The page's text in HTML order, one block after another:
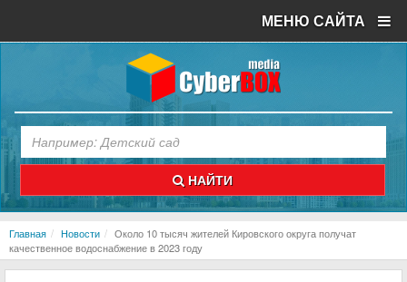
МЕНЮ САЙТА
НАЙТИ
Главная Новости
Около 10 тысяч жителей Кировского округа получат
качественное водоснабжение в 2023 году